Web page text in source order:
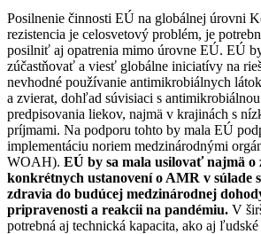
Posilnenie činnosti EÚ na globálnej úrovni
rezistencia je celosvetový problém, je
posilniť aj opatrenia mimo úrovne EÚ. EÚ
zúčastňovať a viesť globálne iniciatívy na
nevhodné používanie antimikrobiálnych
a zvierat, dohľad súvisiaci s
predpisovania liekov, najmä v krajinách s
príjmami. Na podporu tohto by mala EÚ
implementáciu noriem medzinárodnými
WOAH). EÚ by sa mala usilovať najmä o
konkrétnych ustanovení o AMR v súlade
zdravia do budúcej medzinárodnej
pripravenosti a reakcii na pandémiu. V
potrebná aj technická kapacita, ako aj